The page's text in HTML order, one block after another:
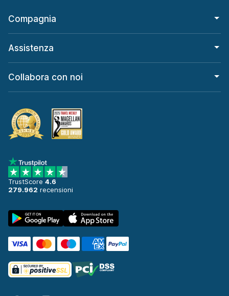
Compagnia
Assistenza
Collabora con noi
TrustScore 4.6
279.962 recensioni